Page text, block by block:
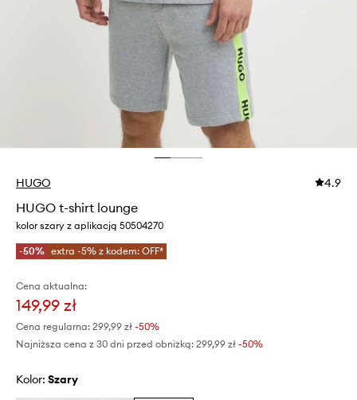
HUGO 4.9
HUGO t-shirt lounge
kolor szary z aplikacją 50504270
-50% extra -5% z kodem: OFF*
Cena aktualna:
149,99 zł
Cena regularna: 299,99 zł -50%
Najniższa cena z 30 dni przed obniżką: 299,99 zł -50%
Kolor: szary